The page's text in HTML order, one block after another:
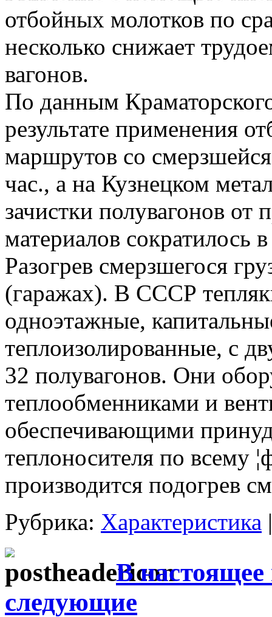
отбойных молотков по
несколько снижает
вагонов.
По данным
результате применения
маршрутов со
час., а на Кузнецком
зачистки полувагонов от
материалов сократилось
Разогрев смерзшегося
(гаражах). В СССР
одноэтажные,
теплоизолированные, с
32 полувагонов. Они
теплообменниками и
обеспечивающими
теплоносителя по всему
производится подогрев
Рубрика: Характеристика
В
следующие